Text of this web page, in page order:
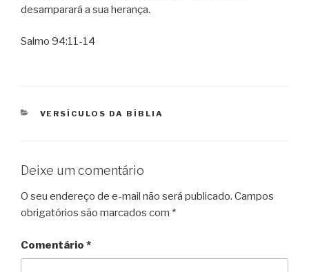
desamparará a sua herança.
Salmo 94:11-14
CATEGORIAS
VERSÍCULOS DA BÍBLIA
Deixe um comentário
O seu endereço de e-mail não será publicado. Campos
obrigatórios são marcados com *
Comentário *